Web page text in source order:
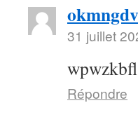
31 juillet
Répondre